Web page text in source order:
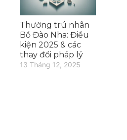
Thường trú nhân
Bồ Đào Nha: Điều
kiện 2025 & các
thay đổi pháp lý
13 Tháng 12, 2025